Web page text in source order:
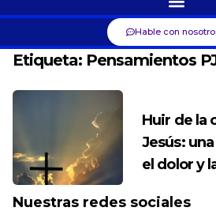
Hable con
Etiqueta: Pensamientos
Huir de la
Jesús:
el dolor y
Nuestras redes sociales